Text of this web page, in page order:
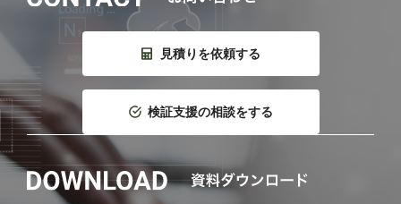
見積りを依頼する
検証支援の相談をする